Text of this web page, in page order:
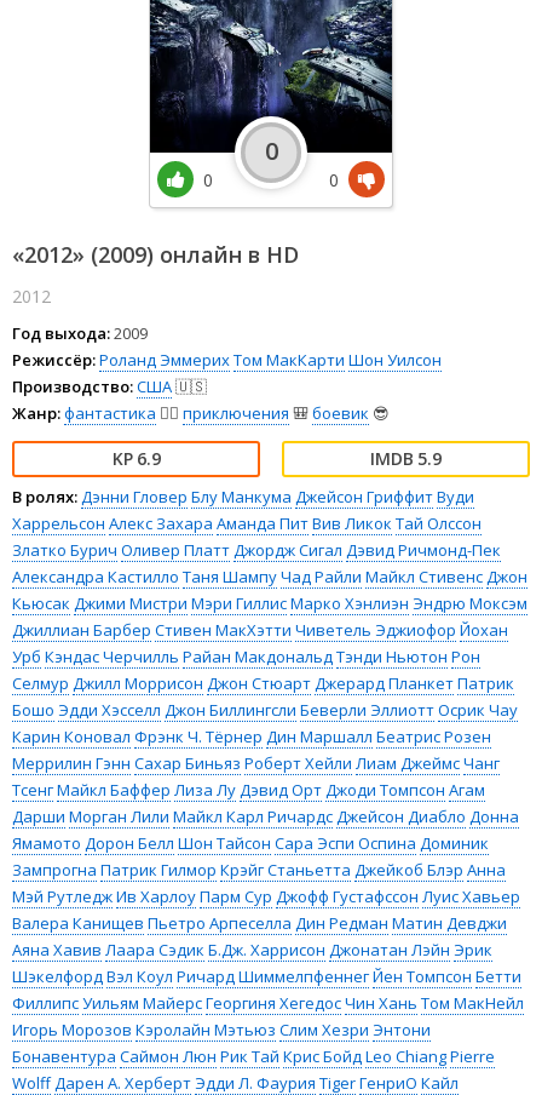
«2012» (2009) онлайн в HD
2012
Год выхода:2009
Режиссёр:Роланд ЭммерихТом МакКарти Шон Уилсон
Производство:США🇺🇸
Жанр:фантастика 🧙‍♀️ приключения 🎒боевик 😎
6.9 5.9
В ролях:Дэнни Гловер Блу Манкума Джейсон ГриффитВуди
Харрельсон Алекс Захара Аманда ПитВив Ликок Тай Олссон
Златко Бурич Оливер ПлаттДжордж Сигал Дэвид Ричмонд-Пек
Александра Кастилло Таня ШампуЧад Райли Майкл СтивенсДжон
Кьюсак Джими Мистри Мэри ГиллисМарко Хэнлиэн Эндрю Моксэм
Джиллиан Барбер Стивен МакХэтти Чиветель Эджиофор Йохан
Урб Кэндас Черчилль Райан МакдональдТэнди Ньютон Рон
Селмур Джилл Моррисон Джон СтюартДжерард ПланкетПатрик
Бошо Эдди Хэсселл Джон Биллингсли Беверли ЭллиоттОсрик Чау
Карин Коновал Фрэнк Ч. Тёрнер Дин Маршалл Беатрис Розен
Меррилин Гэнн Сахар Биньяз Роберт Хейли Лиам ДжеймсЧанг
ТсенгМайкл Баффер Лиза ЛуДэвид ОртДжоди Томпсон Агам
Дарши Морган Лили Майкл Карл РичардсДжейсон Диабло Донна
Ямамото Дорон Белл Шон Тайсон Сара Эспи Оспина Доминик
Зампрогна Патрик Гилмор Крэйг Станьетта Джейкоб Блэр Анна
Мэй РутледжИв ХарлоуПарм Сур Джофф Густафссон Луис Хавьер
Валера Канищев Пьетро Арпеселла Дин Редман Матин Девджи
Аяна Хавив Лаара Сэдик Б.Дж. Харрисон Джонатан Лэйн Эрик
ШэкелфордВэл Коул Ричард ШиммелпфеннегЙен Томпсон Бетти
ФиллипсУильям МайерсГеоргиня ХегедосЧин Хань Том МакНейл
Игорь Морозов Кэролайн Мэтьюз Слим Хезри Энтони
Бонавентура Саймон Люн Рик Тай Крис БойдLeo ChiangPierre
WolffДарен А. ХербертЭдди Л. Фаурия TigerГенриО Кайл
0
0
0